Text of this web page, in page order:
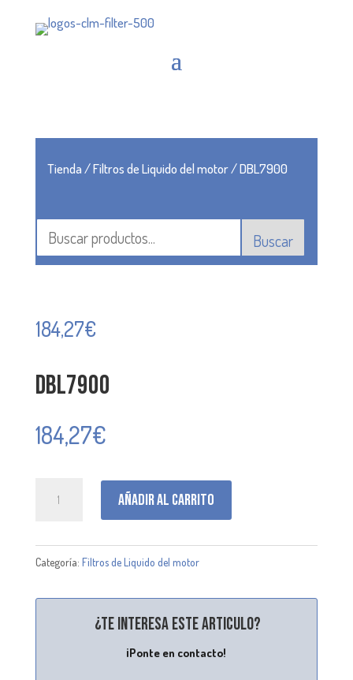
Tienda/Filtros de Liquido del motor/ DBL7900
Buscar
184,27€
DBL7900
184,27€
Añadir al carrito
Categoría: Filtros de Liquido del motor
¿Te interesa este articulo?
¡Ponte en contacto!